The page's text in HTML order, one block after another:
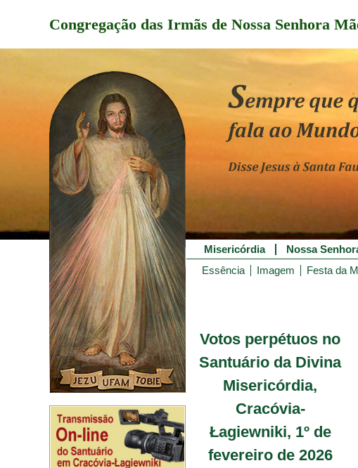
Congregação das Irmãs de Nossa Senhora
Misericórdia Nossa
Essência
Imagem Festa da
Votos perpétuos no
Santuário da Divina
Misericórdia,
Cracóvia-
Łagiewniki, 1º de
fevereiro de 2026